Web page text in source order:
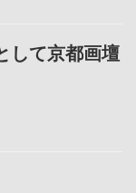
して京都画壇